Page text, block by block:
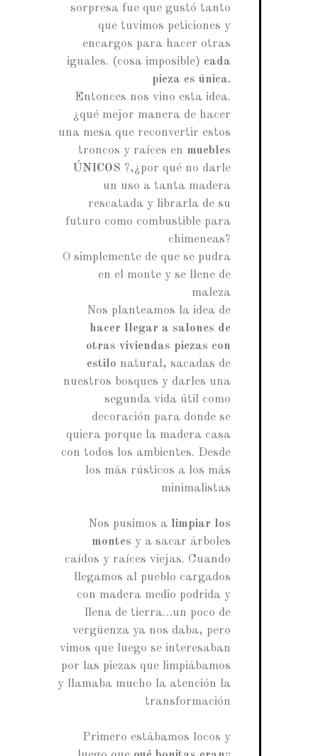
sorpresa fue que gustó tanto
que tuvimos peticiones y
encargos para hacer otras
iguales. (cosa imposible) cada
pieza es única.
Entonces nos vino esta idea.
¿qué mejor manera de hacer
una mesa que reconvertir estos
troncos y raíces en muebles
ÚNICOS ?,¿por qué no darle
un uso a tanta madera
rescatada y librarla de su
futuro como combustible para
chimeneas?
O simplemente de que se pudra
en el monte y se llene de
maleza
Nos planteamos la idea de
hacer llegar a salones de
otras viviendas piezas con
estilo natural, sacadas de
nuestros bosques y darles una
segunda vida útil como
decoración para donde se
quiera porque la madera casa
con todos los ambientes. Desde
los más rústicos a los más
minimalistas
Nos pusimos a limpiar los
montes y a sacar árboles
caídos y raíces viejas. Cuando
llegamos al pueblo cargados
con madera medio podrida y
llena de tierra…un poco de
vergüenza ya nos daba, pero
vimos que luego se interesaban
por las piezas que limpiábamos
y llamaba mucho la atención la
transformación
Primero estábamos locos y